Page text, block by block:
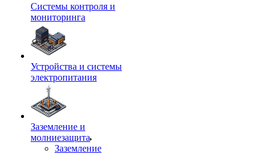
Системы контроля и
мониторинга
Устройства и системы
электропитания
Заземление и
молниезащита
Заземление